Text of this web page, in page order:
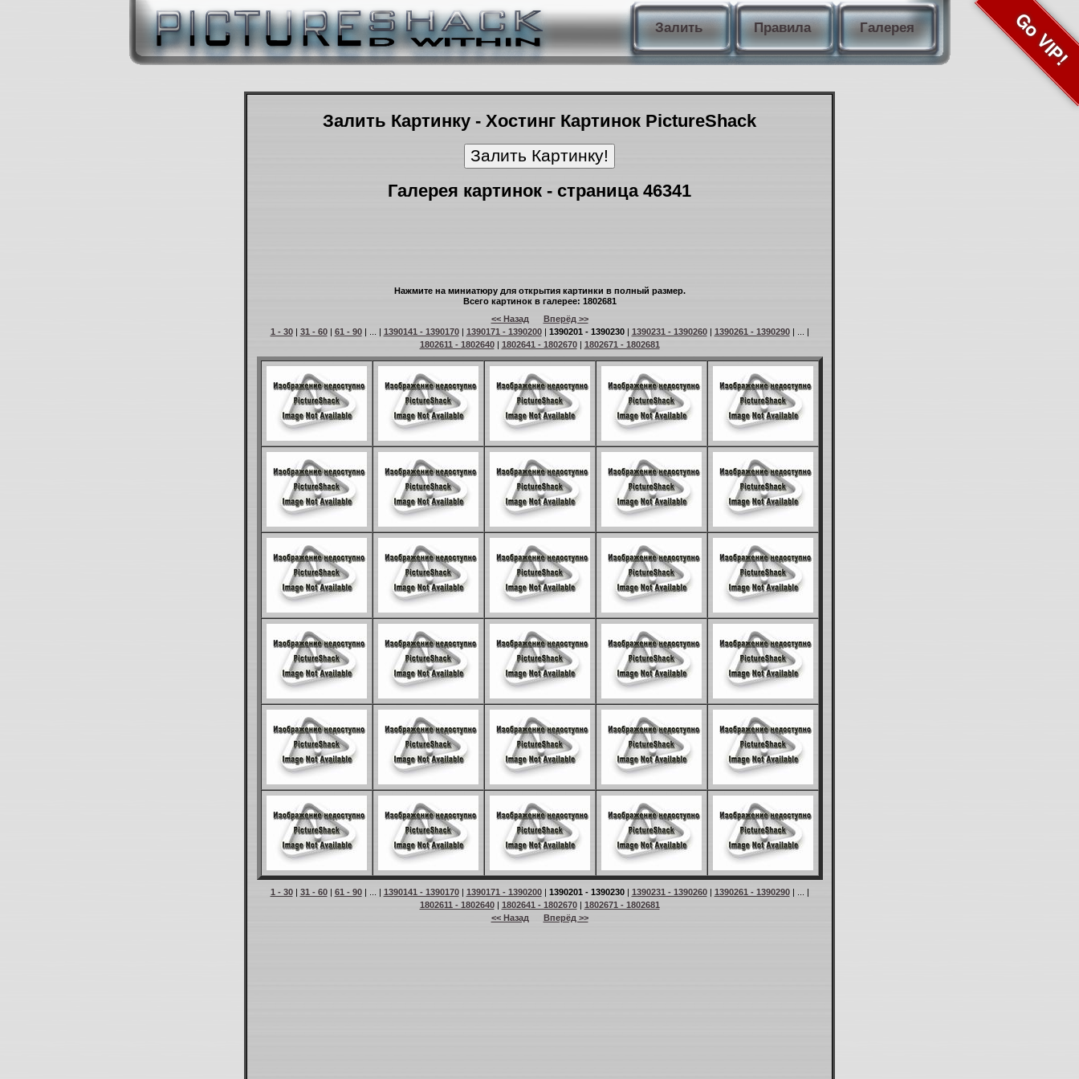
Залить Правила Галерея Go VIP!
Залить Картинку - Хостинг Картинок PictureShack
Галерея картинок - страница 46341
Нажмите на миниатюру для открытия картинки в полный размер.
Всего картинок в галерее: 1802681
<< Назад
Вперёд >>
1 - 30| 31 - 60| 61 - 90| ... | 1390141 - 1390170| 1390171 - 1390200| 1390201 - 1390230| 1390231 - 1390260| 1390261 - 1390290| ... |
1802611 - 1802640| 1802641 - 1802670| 1802671 - 1802681
1 - 30| 31 - 60| 61 - 90| ... | 1390141 - 1390170| 1390171 - 1390200| 1390201 - 1390230| 1390231 - 1390260| 1390261 - 1390290| ... |
1802611 - 1802640| 1802641 - 1802670| 1802671 - 1802681
<< Назад
Вперёд >>